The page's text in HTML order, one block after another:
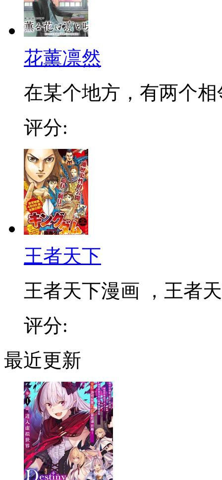
花薰凛然
在某个地方，有两个相
评分:
王者天下
王者天下漫画 ，王者
评分:
最近更新